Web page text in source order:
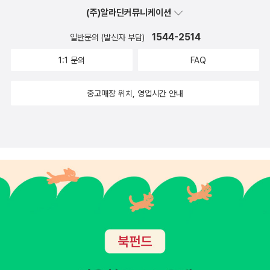
우월성을 사용한다. 그녀는 이러한 경험을 바라고, 이 경험 안에서 흥
겨워한다. 남자는 공모한다.- P253남자들이 강간과 구타가 여자의
자들이 수세기 동안, 사적인 세계에서 포르노그래피를 소비하여 왔기
품는 관심은, 벌에 관한 그의 관심보다 작다. 인간 사이에서 그의 주요
혀 여자의 권리라고 간주되지 않는다. 그에게 거절은, 성적 억제·도덕
주의·성충동이 약하다는 증거로 보인다. ......여자가 해야 할 일이란,
예라고 말하는 것뿐이다. ......아내와 매춘부의 목적은 동일하다. 목표
해서 좌절되지 않는다면 대부분 교접을 표현한다. ... 아내와 매춘부는
동일한 기능을 지니고 있으므로, 아내의 기능은, 섹스로써 남자에게
되어, 대지의 어머니와 우주적 매춘부인 여자가 된다. 그러나 결코 그
어떠한 행동도, 여자가 일관되게 지각되어 온 방향을, 다른 물物로 지
각하게끔 전복시킬 수 없다. 여자 자신의 목적이라는 이념이 궁극적
력을 경험하도록 하는 바로 그 물物로서의 - 을 대신할 수는 없다. 포
는 여자가 자기 자신의 참된 본성과 목적을 인식하고, 그에 따르게 -
행복한 마음으로, 탐욕적으로, 더해 줄 것을 바라며 따르게 - 될 때까
지 가르친다. 여자는 자신이 사용되기 위한 물物에 불과하다는 인식
말하는데)라는 공적 세계를 거울에 비춘 모습이다. 남자의 역사의 의
권력이고, 성교에 그것을 사용하는 것이 남자다움이다. ... 남성지상주
비롯된다는 것이다. (51~64)- P51... 즉, 폭력적이고 자기 망상적이
라는 의미, 다른 사람을 인간으로서 지각하지 않으므로 다른 사람에
한 형태로써 다른 사람에게 폭력을 가하는 것을 포기하고 행동을 고
에게 성적으로 봉사하고, 남자의 쾌락을 위해서 여자는 존재하게 된
것이다. 남자의 쾌락을 달성하는 것은 여자의 성적인 완전성을 소멸
하는 것이다. 포르노그래피의 세계에서는, 여자와 여자만을 잇는 프
라이버시도, 닫힌 문도, 자기가 결정하는 자신의 의미도 있을 수 없다.
떨치고 있는 이런 상황 속에서 우리들 여성은 당연히 포르노 사진에
내재한 명령에 따르게 되는 것이다.- P40포르노그래피는 천박한 표
다고 말하는 사람들은 언제나 있기 마련이지만, 그러나 진실로 말하
다. 그것은 남성 지배의 DNA라고도 할 수 있는 것으로서 성적 학대
상태이며, 남성에게는 여성이란 이러한 것이라고 생각케 하며, 또한
우리들을 그렇게 만들려고 하는 상태이며, 더욱이 남성이 우리들을
사용하는 방식이다. 내가 이 말을 하는 이유는, 그들이 생물학적으로
있다는 것이다. 정치활동가의 관점에서 보면, 포르노그래피는 남성
우위성의 청사진으로 남성의 우위성을 구축하는 방식을 나타내고 있
한 이름을 책의 저자로 만나봅시다. 사실 사라 아메드의 글이 실
다.행복하자 우리, 아프지말고..2023년 5월, '엘리스 콜레트 콜드바
흐' 의 《러스트벨트의 밤과 낮》여성노동자로 살아가는 저자의 이야기
은, 그것이야말로 여성주의를 보여주는게 아닐까 합니다.2023년 6
양장이 아닌 건 36,000 원이네요.해당 책의 설명을 보면, '미국 페미
니즘 법 이론의 흐름과, 과거부터 지금까지 법제도의 변천 및 법원 판
결의 내용을 소개하는 것은 물론이고, 입법안과 개정안을 추적하고,
문학 작품·기사를 인용하며, 가상 사례를 통해 이해를 돕기도 한다.' -
책소개 中아니, 진짜 너무 재미있을 것 같지 않나요? 이상 6월까지의
도서 목록 공유합니다.중간에 너무 흥미로운 책이 나오면 순위가 뒤
의 책과 맥키넌의 책이 절판이고 도서관에서 구하기도 쉽지가 않습니
다. 2022년 두 책 모두 개정판이 나오지 않는다면, '게일 다인
기가 막혀요, 기가..간혹 같이 읽기 책으로 이건 어떠냐 추천받게 되는
이 후딱 가버려요. 자, 여러분 기운냅시다! 아.. 저 책들 진짜 다 재미
있을 것 같아서 눈물이 납니다 ㅠㅠ그럼 여러분 안녕.나는 오늘의 페
(주)알라딘커뮤니케이션
일반문의 (발신자 부담) 1544-2514
1:1 문의 FAQ
중고매장 위치, 영업시간 안내